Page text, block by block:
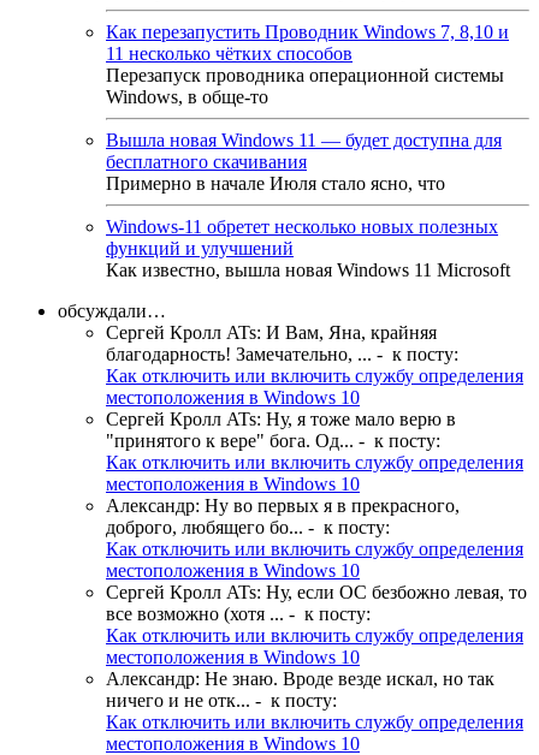
Как перезапустить Проводник Windows 7, 8,10 и
11 несколько чётких способов
Перезапуск проводника операционной системы
Windows, в обще-то
Вышла новая Windows 11 — будет доступна для
бесплатного скачивания
Примерно в начале Июля стало ясно, что
Windows-11 обретет несколько новых полезных
функций и улучшений
Как известно, вышла новая Windows 11 Microsoft
обсуждали…
Сергей Кролл ATs: И Вам, Яна, крайняя
благодарность! Замечательно, ... - к посту:
Как отключить или включить службу определения
местоположения в Windows 10
Сергей Кролл ATs: Ну, я тоже мало верю в
"принятого к вере" бога. Од... - к посту:
Как отключить или включить службу определения
местоположения в Windows 10
Александр: Ну во первых я в прекрасного,
доброго, любящего бо... - к посту:
Как отключить или включить службу определения
местоположения в Windows 10
Сергей Кролл ATs: Ну, если ОС безбожно левая, то
все возможно (хотя ... - к посту:
Как отключить или включить службу определения
местоположения в Windows 10
Александр: Не знаю. Вроде везде искал, но так
ничего и не отк... - к посту:
Как отключить или включить службу определения
местоположения в Windows 10